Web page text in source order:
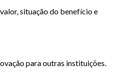
situação do benefício e
para outras instituições.